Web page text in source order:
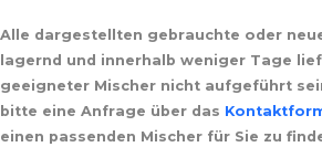
Alle dargestellten gebrauchte oder
lagernd und innerhalb weniger Tage
geeigneter Mischer nicht aufgeführt
bitte eine Anfrage über das
einen passenden Mischer für Sie zu